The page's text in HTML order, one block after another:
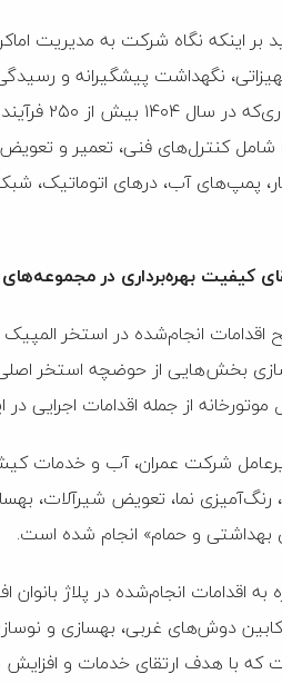
بر اینکه نگاه شرکت به مدیریت
نگهداشت پیشگیرانه و
گرفت؛
شامل کنترل‌های فنی، تعمیر و
پمپ‌های آب، درهای اتوماتیک،
کیفیت بهره‌برداری در
اقدامات انجام‌شده در استخر
بخش‌هایی از حوضچه استخر
از جمله اقدامات اجرایی
شرکت عمران، آب و خدمات
نما، تعویض شیرآلات،
و حمام» انجام شده است.
به اقدامات انجام‌شده در پلاژ
دوش‌های غربی، بهسازی و
که با هدف ارتقای خدمات و
محض
داریم
حملات به